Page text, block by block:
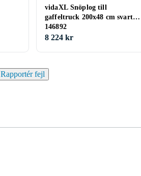
vidaXL Snöplog till
gaffeltruck 200x48 cm svart
146892
8 224 kr
Rapportér fejl